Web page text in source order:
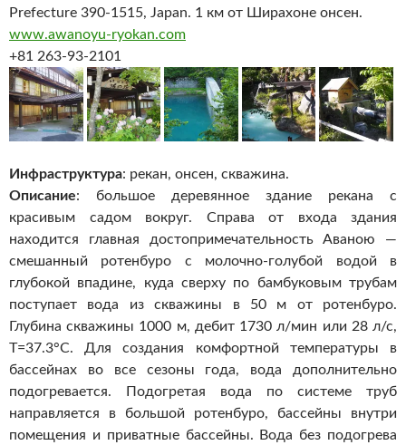
Prefecture 390-1515, Japan. 1 км от Ширахоне онсен.
www.awanoyu-ryokan.com
+81 263-93-2101
Инфраструктура: рекан, онсен, скважина.
Описание: большое деревянное здание рекана с
красивым садом вокруг. Справа от входа здания
находится главная достопримечательность Аваною —
смешанный ротенбуро с молочно-голубой водой в
глубокой впадине, куда сверху по бамбуковым трубам
поступает вода из скважины в 50 м от ротенбуро.
Глубина скважины 1000 м, дебит 1730 л/мин или 28 л/с,
Т=37.3°С. Для создания комфортной температуры в
бассейнах во все сезоны года, вода дополнительно
подогревается. Подогретая вода по системе труб
направляется в большой ротенбуро, бассейны внутри
помещения и приватные бассейны. Вода без подогрева